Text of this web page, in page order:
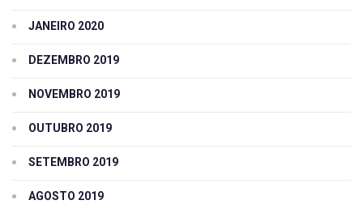
JANEIRO 2020
DEZEMBRO 2019
NOVEMBRO 2019
OUTUBRO 2019
SETEMBRO 2019
AGOSTO 2019